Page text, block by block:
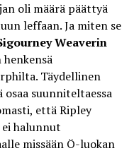
oli määrä päättyä
leffaan. Ja miten se
Weaverin
Täydellinen
suunniteltaessa
että Ripley
ei halunnut
missään Ö-luokan